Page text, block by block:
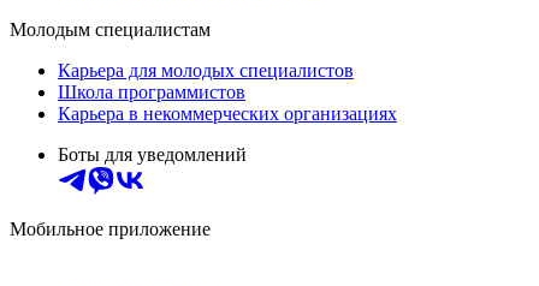
Молодым специалистам
Карьера для молодых специалистов
Школа программистов
Карьера в некоммерческих организациях
Боты для уведомлений
Мобильное приложение